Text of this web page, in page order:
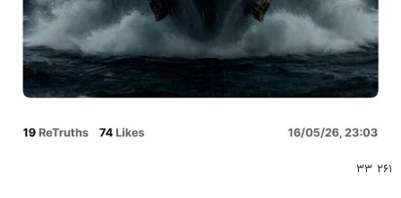
۲۶۱ ۳۳